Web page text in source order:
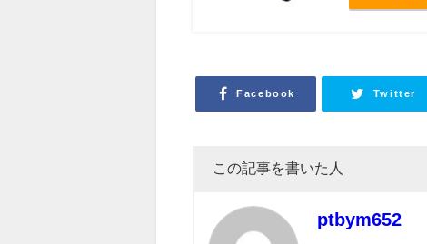
Facebook Twitter
この記事を書いた人
ptbym652